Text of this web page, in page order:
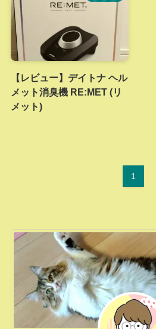
【レビュー】デイトナ ヘル
メット消臭機 RE:MET (リ
メット)
1